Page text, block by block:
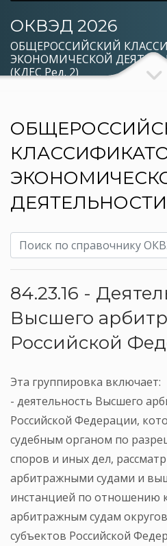
ОКВЭД 2026
ОБЩЕРОССИЙСКИЙ
ЭКОНОМИЧЕСКОЙ
(КДЕС Ред. 2)
ДЕЯТЕЛЬНОСТИ
84.23.16 -
Высшего
Российской
Эта группировка включает:
- деятельность Высшего
Российской Федерации,
судебным органом по
споров и иных дел,
арбитражными судами и
инстанцией по отношению
арбитражным судам
субъектов Российской